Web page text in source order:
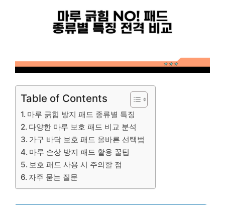
Table of Contents
마루 긁힘 방지 패드 종류별 특징
다양한 마루 보호 패드 비교 분석
가구 바닥 보호 패드 올바른 선택법
마루 손상 방지 패드 활용 꿀팁
보호 패드 사용 시 주의할 점
자주 묻는 질문